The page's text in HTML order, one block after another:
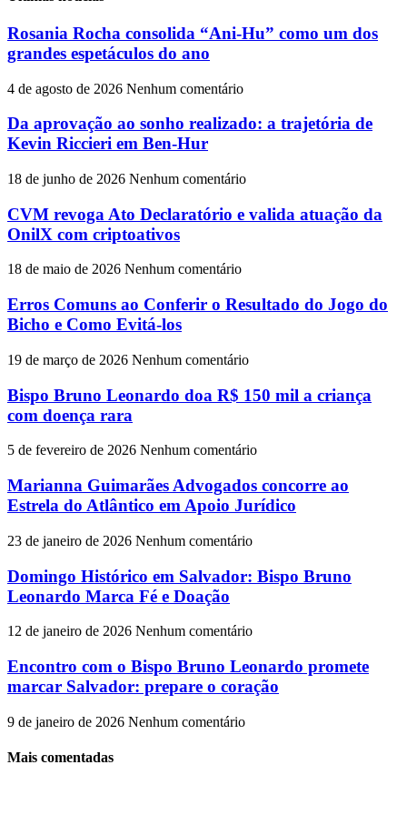
Rosania Rocha consolida “Ani-Hu” como um dos
grandes espetáculos do ano
4 de agosto de 2026 Nenhum comentário
Da aprovação ao sonho realizado: a trajetória de
Kevin Riccieri em Ben-Hur
18 de junho de 2026 Nenhum comentário
CVM revoga Ato Declaratório e valida atuação da
OnilX com criptoativos
18 de maio de 2026 Nenhum comentário
Erros Comuns ao Conferir o Resultado do Jogo do
Bicho e Como Evitá-los
19 de março de 2026 Nenhum comentário
Bispo Bruno Leonardo doa R$ 150 mil a criança
com doença rara
5 de fevereiro de 2026 Nenhum comentário
Marianna Guimarães Advogados concorre ao
Estrela do Atlântico em Apoio Jurídico
23 de janeiro de 2026 Nenhum comentário
Domingo Histórico em Salvador: Bispo Bruno
Leonardo Marca Fé e Doação
12 de janeiro de 2026 Nenhum comentário
Encontro com o Bispo Bruno Leonardo promete
marcar Salvador: prepare o coração
9 de janeiro de 2026 Nenhum comentário
Mais comentadas